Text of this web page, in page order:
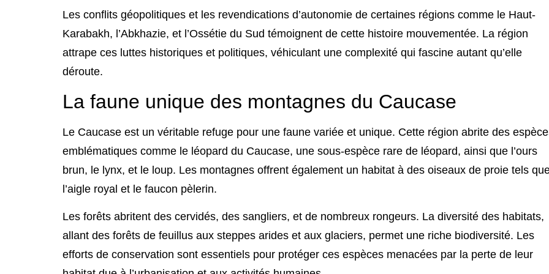
Les conflits géopolitiques et les revendications d’autonomie de certaines régions comme le Haut-
Karabakh, l’Abkhazie, et l’Ossétie du Sud témoignent de cette histoire mouvementée. La région
attrape ces luttes historiques et politiques, véhiculant une complexité qui fascine autant qu’elle
déroute.
La faune unique des montagnes du Caucase
Le Caucase est un véritable refuge pour une faune variée et unique. Cette région abrite des
emblématiques comme le léopard du Caucase, une sous-espèce rare de léopard, ainsi que l’ours
brun, le lynx, et le loup. Les montagnes offrent également un habitat à des oiseaux de proie tels
l’aigle royal et le faucon pèlerin.
Les forêts abritent des cervidés, des sangliers, et de nombreux rongeurs. La diversité des habitats,
allant des forêts de feuillus aux steppes arides et aux glaciers, permet une riche biodiversité. Les
efforts de conservation sont essentiels pour protéger ces espèces menacées par la perte de leur